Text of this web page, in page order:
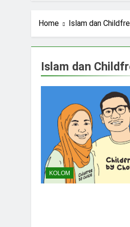
Home Islam dan
Islam dan
KOLOM